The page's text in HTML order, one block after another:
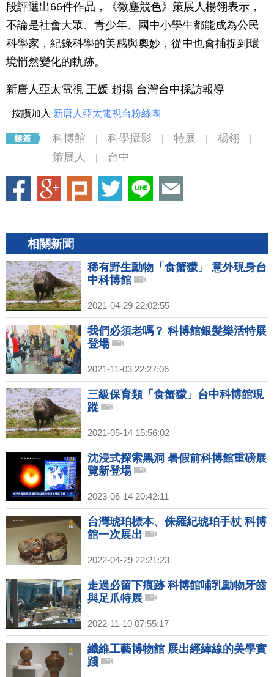
段評選出66件作品，《微塵競色》策展人楊翎表示，
不論是社會大眾、青少年、國中小學生都能成為公民
科學家，紀錄科學的美感與奧妙，從中也會捕捉到環
境悄然變化的軌跡。
新唐人亞太電視 王媛 趙揚 台灣台中採訪報導
按讚加入 新唐人亞太電視台粉絲團
科博館 科學攝影 特展 楊翎
策展人 台中
相關新聞
稀有野生動物「食蟹獴」 意外現身台
中科博館
2021-04-29 22:02:55
我們必須老嗎？ 科博館銀髮樂活特展
登場
2021-11-03 22:27:06
三級保育類「食蟹獴」台中科博館現
蹤
2021-05-14 15:56:02
沈浸式探索黑洞 暑假前科博館重磅展
覽新登場
2023-06-14 20:42:11
台灣琥珀標本、侏羅紀琥珀手杖 科博
館一次展出
2022-04-29 22:21:23
走過必留下痕跡 科博館哺乳動物牙齒
與足爪特展
2022-11-10 07:55:17
纖維工藝博物館 展出經緯線的美學實
踐